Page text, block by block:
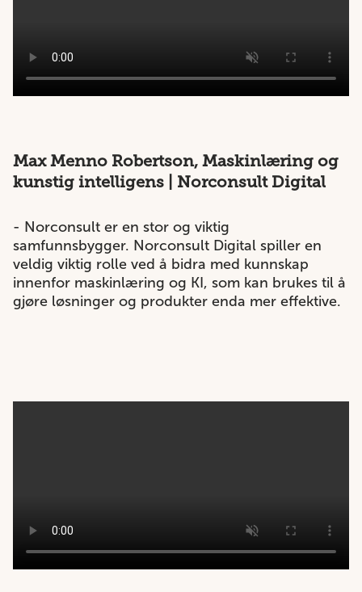
Max Menno Robertson, Maskinlæring og
kunstig intelligens | Norconsult Digital
- Norconsult er en stor og viktig
samfunnsbygger. Norconsult Digital spiller en
veldig viktig rolle ved å bidra med kunnskap
innenfor maskinlæring og KI, som kan brukes til å
gjøre løsninger og produkter enda mer effektive.